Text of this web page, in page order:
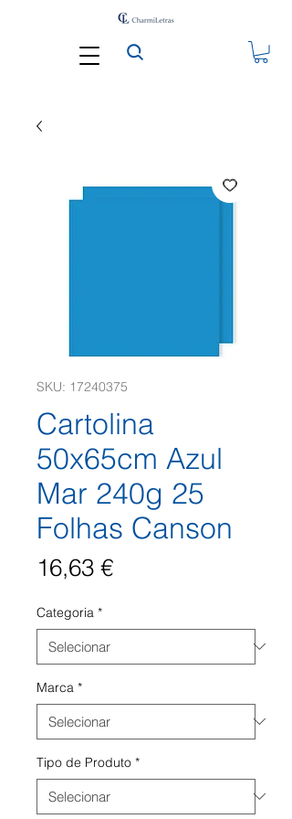
SKU: 17240375
Cartolina
50x65cm Azul
Mar 240g 25
Folhas Canson
16,63 €Preço
Categoria *
Marca *
Tipo de Produto *